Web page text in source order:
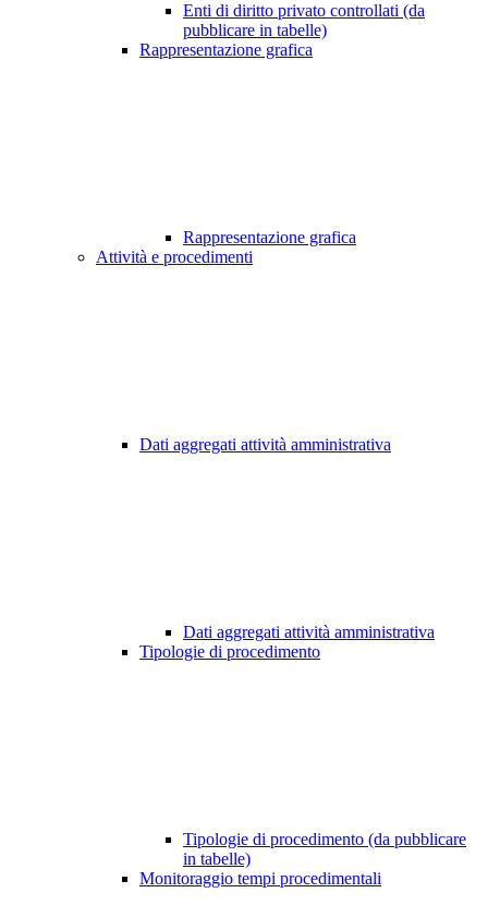
Enti di diritto privato controllati (da
pubblicare in tabelle)
Rappresentazione grafica
Rappresentazione grafica
Attività e procedimenti
Dati aggregati attività amministrativa
Dati aggregati attività amministrativa
Tipologie di procedimento
Tipologie di procedimento (da pubblicare
in tabelle)
Monitoraggio tempi procedimentali